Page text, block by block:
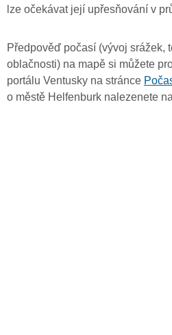
lze očekávat její upřesňování v
Předpověď počasí (vývoj srážek,
oblačnosti) na mapě si můžete
portálu Ventusky na stránce
o městě Helfenburk nalezenete